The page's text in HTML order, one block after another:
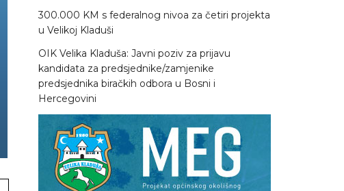
300.000 KM s federalnog nivoa za četiri projekta
u Velikoj Kladuši
OIK Velika Kladuša: Javni poziv za prijavu
kandidata za predsjednike/zamjenike
predsjednika biračkih odbora u Bosni i
Hercegovini